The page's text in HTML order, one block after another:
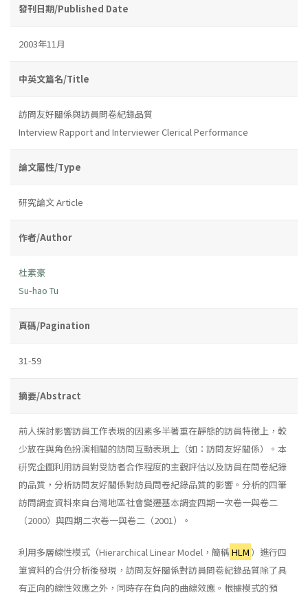
發刊日期/Published Date
2003年11月
中英文篇名/Title
訪問友好關係與訪員問卷紀錄品質
Interview Rapport and Interviewer Clerical Performance
論文屬性/Type
研究論文 Article
作者/Author
杜素豪
Su-hao Tu
頁碼/Pagination
31-59
摘要/Abstract
前人探討影響訪員工作表現的因素多半著重在靜態的訪員特徵上，較
少放在與角色扮演相關的訪問互動表現上（如：訪問友好關係）。本
硏究企圖利用訪員對受訪者合作程度的主觀評估以及訪員在問卷紀錄
的品質，分析訪問友好關係對訪員問卷紀錄品質的影響。分析的四筆
訪問調査資料來自台灣地區社會變遷基本調査四期一次卷一與卷二
（2000）與四期二次卷一與卷二（2001）。
利用多層線性模式（Hierarchical Linear Model，簡稱HLM ）進行四
筆資料的合倂分析後發現，訪問友好關係對訪員問卷紀錄品質除了具
有正向的線性效應之外，同時存在負向的曲線效應。根據模式的預